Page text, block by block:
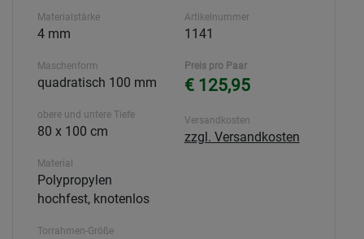
Materialstärke
4 mm
Maschenform
quadratisch 100 mm
obere und untere Tiefe
80 x 100 cm
Material
Polypropylen
hochfest, knotenlos
Torrahmen-Größe
Artikelnummer
1141
Preis pro Paar
€ 125,95
Versandkosten
zzgl. Versandkosten